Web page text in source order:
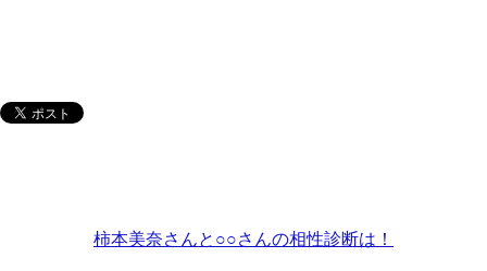
柿本美奈さんと○○さんの相性診断は！